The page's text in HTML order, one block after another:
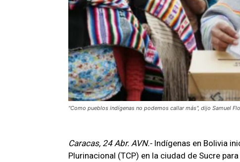
"Como pueblos indígenas no podemos callar más", dijo Samuel
Caracas, 24 Abr. AVN.- Indígenas en Bolivia
Plurinacional (TCP) en la ciudad de Sucre